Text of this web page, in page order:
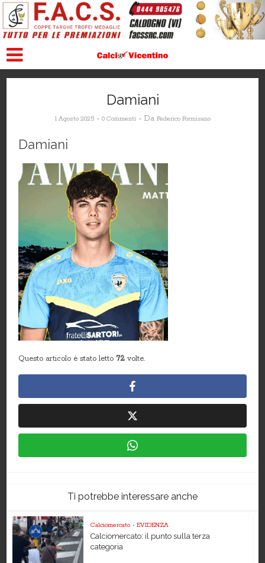
Damiani
1 Agosto 2025 0 Commenti Da Federico Formisano
Damiani
Questo articolo è stato letto 72 volte.
Ti potrebbe interessare anche
Calciomercato • EVIDENZA
Calciomercato: il punto sulla terza
categoria